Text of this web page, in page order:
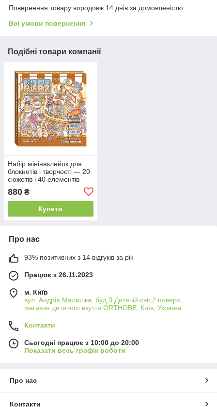
Повернення товару впродовж 14 днів за домовленістю
Всі умови повернення
Подібні товари компанії
Набір мінінаклейок для
блокнотів і творчості — 20
сюжетів і 40 елементів
880 ₴
Купити
Про нас
93% позитивних з 14 відгуків за рік
Працює з 26.11.2023
м. Київ
вул. Андрія Малишка, буд.3 Дитячій світ,2 поверх,
магазин дитячого взуття ORTHOBE, Київ, Україна
Контакти
Сьогодні працює з 10:00 до 20:00
Показати весь графік роботи
Про нас
Контакти